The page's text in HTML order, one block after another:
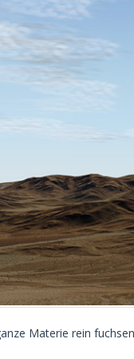
Materie rein